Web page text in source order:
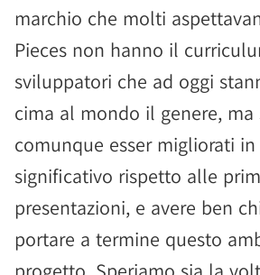
marchio che molti
Pieces non hanno il
sviluppatori che ad oggi
cima al mondo il genere, ma
comunque esser migliorati
significativo rispetto alle
presentazioni, e avere ben
portare a termine questo